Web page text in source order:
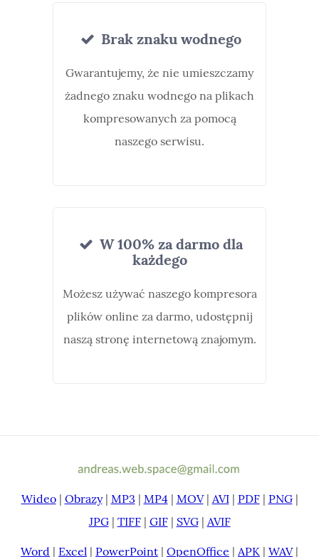
Brak znaku wodnego
Gwarantujemy, że nie umieszczamy
żadnego znaku wodnego na plikach
kompresowanych za pomocą
naszego serwisu.
W 100% za darmo dla
każdego
Możesz używać naszego kompresora
plików online za darmo, udostępnij
naszą stronę internetową znajomym.
Wideo| Obrazy| MP3 | MP4| MOV| AVI| PDF| PNG|
JPG| TIFF| GIF| SVG| AVIF
Word | Excel | PowerPoint | OpenOffice | APK | WAV|